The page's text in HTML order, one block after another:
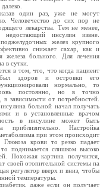
один раз, уже не могут
Человечество до сих пор не
лекарства. Тем не менее,
инсулин извне.
желез крупного
снижает сахар, как и
железа больного. Для лечения
в сутки.
в том, что, что когда пациент
здоров и островки его
нормально, то
постоянно, но в точно
в зависимости от потребностей.
больной начал получать
и в установленные врачом
в инсулине может быть
приблизительно. Настройка
при этом происходит
крови то резко падает
поднимается слишком высоко
Похожая картина получится,
своей отопительной системы па
регулятор вверх и вниз, чтобы
температуры.
даже если он получает